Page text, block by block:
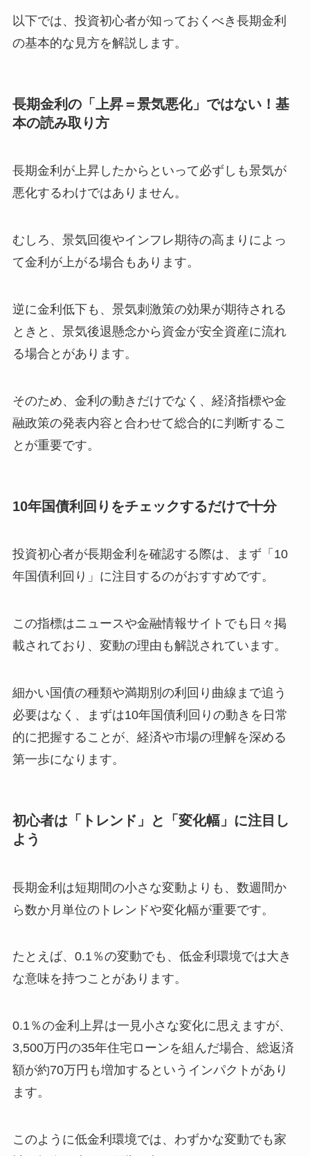
以下では、投資初心者が知っておくべき長期金利
の基本的な見方を解説します。
長期金利の「上昇＝景気悪化」ではない！基
本の読み取り方
長期金利が上昇したからといって必ずしも景気が
悪化するわけではありません。
むしろ、景気回復やインフレ期待の高まりによっ
て金利が上がる場合もあります。
逆に金利低下も、景気刺激策の効果が期待される
ときと、景気後退懸念から資金が安全資産に流れ
る場合とがあります。
そのため、金利の動きだけでなく、経済指標や金
融政策の発表内容と合わせて総合的に判断するこ
とが重要です。
10年国債利回りをチェックするだけで十分
投資初心者が長期金利を確認する際は、まず「10
年国債利回り」に注目するのがおすすめです。
この指標はニュースや金融情報サイトでも日々掲
載されており、変動の理由も解説されています。
細かい国債の種類や満期別の利回り曲線まで追う
必要はなく、まずは10年国債利回りの動きを日常
的に把握することが、経済や市場の理解を深める
第一歩になります。
初心者は「トレンド」と「変化幅」に注目し
よう
長期金利は短期間の小さな変動よりも、数週間か
ら数か月単位のトレンドや変化幅が重要です。
たとえば、0.1％の変動でも、低金利環境では大き
な意味を持つことがあります。
0.1％の金利上昇は一見小さな変化に思えますが、
3,500万円の35年住宅ローンを組んだ場合、総返済
額が約70万円も増加するというインパクトがあり
ます。
このように低金利環境では、わずかな変動でも家